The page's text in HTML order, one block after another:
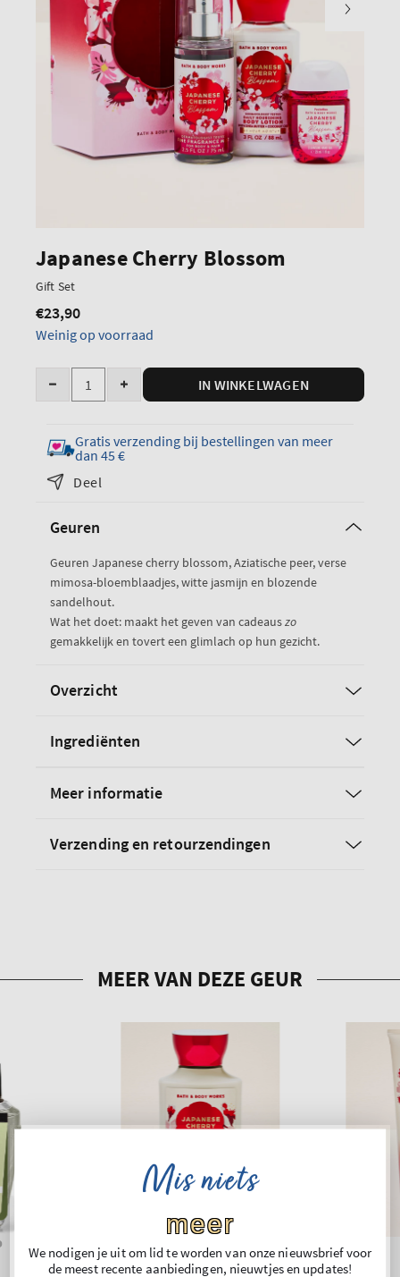
Japanese Cherry Blossom
Gift Set
Normale
prijs
€23,90
Weinig op voorraad
Hoeveelheid
Verminder
aantal
voor
de
Japanese
Cherry
Blossom
Verhoog
hoeveelheid
voor
IN WINKELWAGEN
Gratis verzending bij bestellingen van meer
dan 45 €
Deel
Geuren
Geuren Japanese cherry blossom, Aziatische peer, verse
mimosa-bloemblaadjes, witte jasmijn en blozende
sandelhout.
Wat het doet: maakt het geven van cadeauszo
gemakkelijk en tovert een glimlach op hun gezicht.
Overzicht
Ingrediënten
Meer informatie
Verzending en retourzendingen
Mis niets
meer
We nodigen je uit om lid te worden van onze nieuwsbrief voor
de meest recente aanbiedingen, nieuwtjes en updates!